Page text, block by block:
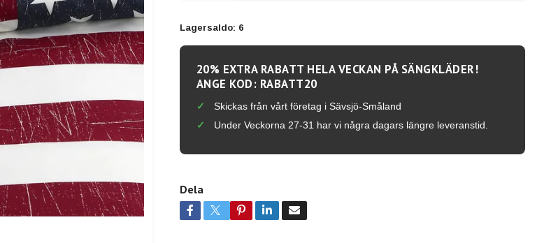
Lagersaldo: 6
20% EXTRA RABATT HELA VECKAN PÅ SÄNGKLÄDER!
ANGE KOD: RABATT20
Skickas från vårt företag i Sävsjö-Småland
Under Veckorna 27-31 har vi några dagars längre leveranstid.
Dela